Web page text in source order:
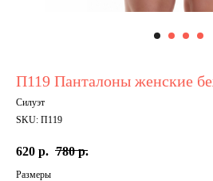
П119 Панталоны женские
Силуэт
SKU: П119
620 р. 780 р.
Размеры